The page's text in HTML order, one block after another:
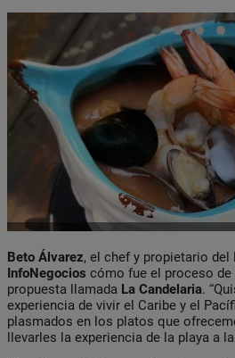
Beto Álvarez, el chef y propietario
InfoNegocios cómo fue el proceso de
propuesta llamada La Candelaria.
experiencia de vivir el Caribe y el
plasmados en los platos que
llevarles la experiencia de la playa a